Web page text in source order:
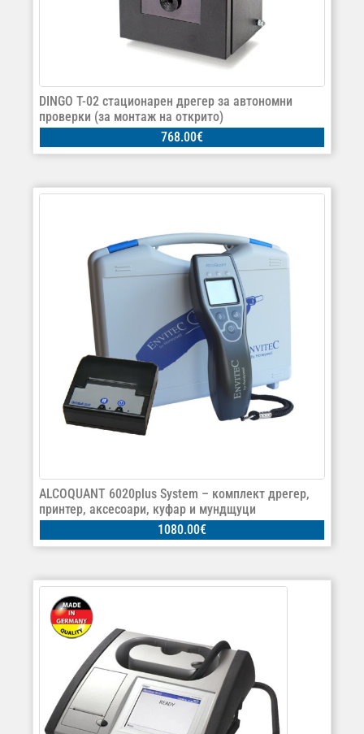
DINGO T-02 стационарен дрегер за автономни
проверки (за монтаж на открито)
768.00€
ALCOQUANT 6020plus System – комплект дрегер,
принтер, аксесоари, куфар и мундщуци
1080.00€